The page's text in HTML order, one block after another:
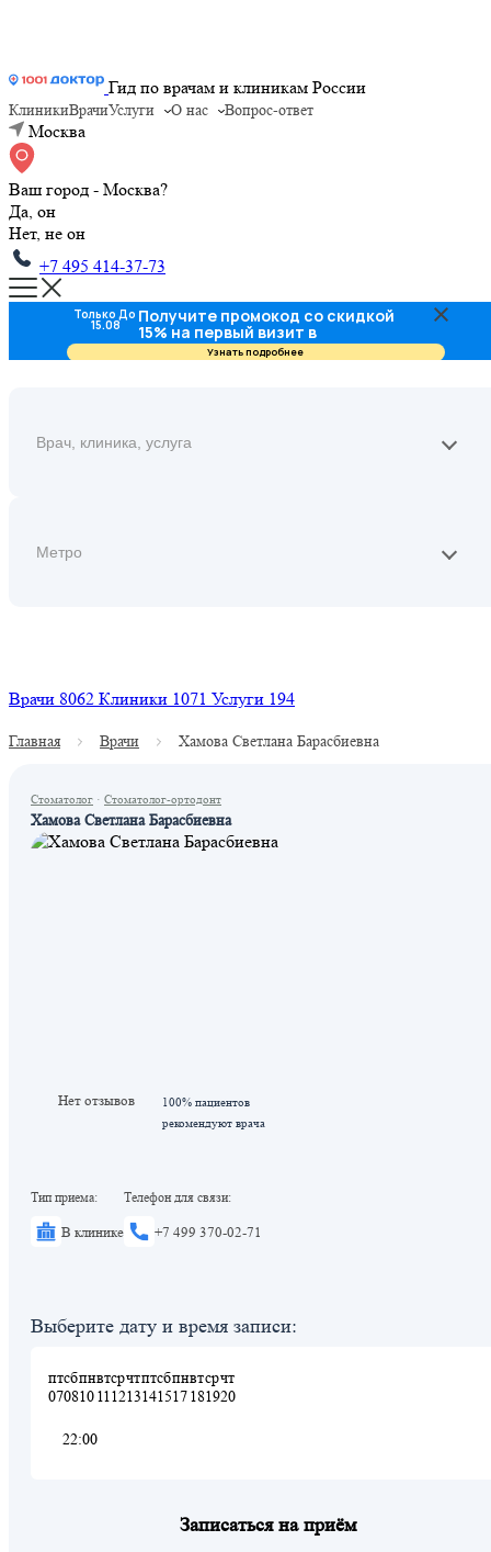
Гид по врачам и клиникам России
КлиникиВрачиУслуги О нас Вопрос-ответ
Москва
Ваш город - Москва?
Да, он
Нет, не он
+7 495 414-37-73
Врачи 8062 Клиники 1071 Услуги 194
Главная Врачи Хамова Светлана Барасбиевна
Стоматолог · Стоматолог-ортодонт
Хамова Светлана Барасбиевна
Нет отзывов
100% пациентов
рекомендуют врача
Тип приема:
В клинике
Телефон для связи:
+7 499 370-02-71
Выберите дату и время записи:
пт
07
сб
08
пн
10
вт
11
ср
12
чт
13
пт
14
сб
15
пн
17
вт
18
ср
19
чт
20
22:00
Записаться на приём
Только До
15.08 Получите промокод со скидкой
15% на первый визит в
стоматологию
Узнать подробнее